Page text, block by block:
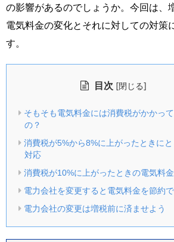
の影響があるのでしょうか。今回は、
電気料金の変化とそれに対しての対策
す。
目次 [閉じる]
そもそも電気料金には消費税がかかっ
の？
消費税が5%から8%に上がったときにと
対応
消費税が10%に上がったときの電気料金
電力会社を変更すると電気料金を節約で
電力会社の変更は増税前に済ませよう